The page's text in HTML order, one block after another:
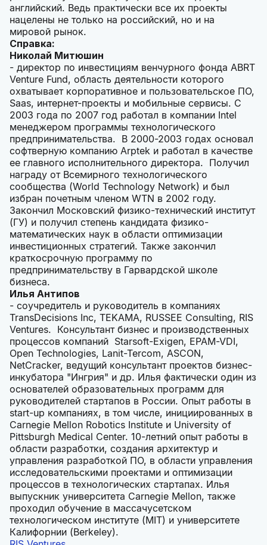
английский. Ведь практически все их проекты
нацелены не только на российский, но и на
мировой рынок.
Справка:
Николай Митюшин
- директор по инвестициям венчурного фонда ABRT
Venture Fund, область деятельности которого
охватывает корпоративное и пользовательское ПО,
Saas, интернет-проекты и мобильные сервисы. С
2003 года по 2007 год работал в компании Intel
менеджером программы технологического
предпринимательства. В 2000-2003 годах основал
софтверную компанию Arptek и работал в качестве
ее главного исполнительного директора. Получил
награду от Всемирного технологического
сообщества (World Technology Network) и был
избран почетным членом WTN в 2002 году.
Закончил Московский физико-технический институт
(ГУ) и получил степень кандидата физико-
математических наук в области оптимизации
инвестиционных стратегий. Также закончил
краткосрочную программу по
предпринимательству в Гарвардской школе
бизнеса.
Илья Антипов
- соучредитель и руководитель в компаниях
TransDecisions Inc, TEKAMA, RUSSEE Consulting, RIS
Ventures. Консультант бизнес и производственных
процессов компаний Starsoft-Exigen, EPAM-VDI,
Open Technologies, Lanit-Tercom, ASCON,
NetCracker, ведущий консультант проектов бизнес-
инкубатора "Ингрия" и др. Илья фактически один из
основателей образовательных программ для
руководителей стартапов в России. Опыт работы в
start-up компаниях, в том числе, инициированных в
Carnegie Mellon Robotics Institute и University of
Pittsburgh Medical Center. 10-летний опыт работы в
области разработки, создания архитектур и
управления разработкой ПО, в области управления
исследовательскими проектами и оптимизации
процессов в технологических стартапах. Илья
выпускник университета Carnegie Mellon, также
проходил обучение в массачусетском
технологическом институте (MIT) и университете
Калифорнии (Berkeley).